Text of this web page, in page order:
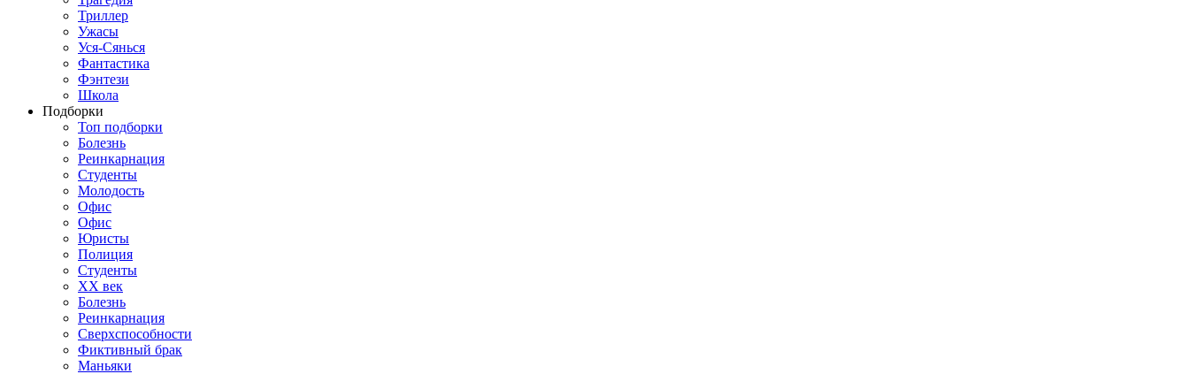
Триллер
Ужасы
Уся-Сянься
Фантастика
Фэнтези
Школа
Подборки
Топ подборки
Болезнь
Реинкарнация
Студенты
Молодость
Офис
Офис
Юристы
Полиция
Студенты
ХХ век
Болезнь
Реинкарнация
Сверхспособности
Фиктивный брак
Маньяки